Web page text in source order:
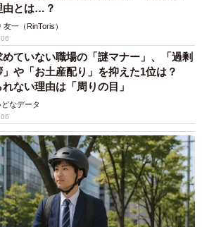
由とは…？
友一（RinToris）
めていない職場の「謎マナー」、「過剰
」や「お土産配り」を抑えた1位は？
ない理由は「周りの目」
どなデータ